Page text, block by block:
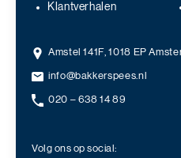
Klantverhalen
Amstel 141F, 1018 EP
info@bakkerspees.nl
020 – 638 14 89
Volg ons op social: